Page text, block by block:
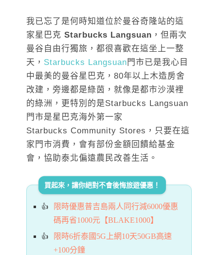
我已忘了是何時知道位於曼谷奇隆站的這
家星巴克 Starbucks Langsuan ，但兩次
曼谷自由行獨旅，都很喜歡在這坐上一整
天， Starbucks Langsuan門市已是我心目
中最美的曼谷星巴克，80年以上木造房舍
改建，旁邊都是綠茵，就像是都市沙漠裡
的綠洲，更特別的是Starbucks Langsuan
門市是星巴克海外第一家
Starbucks Community Stores，只要在這
家門市消費，會有部份金額回饋給基金
會，協助泰北偏遠農民改善生活。
買起來，讓你絕對不會後悔旅遊優惠！
限時優惠普吉島兩人同行減6000優惠
碼再省1000元【BLAKE1000】
限時6折泰國5G上網10天50GB高速
+100分鐘